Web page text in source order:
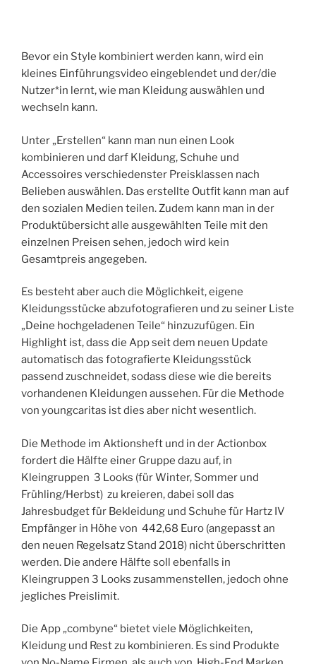
Bevor ein Style kombiniert werden kann, wird ein
kleines Einführungsvideo eingeblendet und der/die
Nutzer*in lernt, wie man Kleidung auswählen und
wechseln kann.
Unter „Erstellen“ kann man nun einen Look
kombinieren und darf Kleidung, Schuhe und
Accessoires verschiedenster Preisklassen nach
Belieben auswählen. Das erstellte Outfit kann man auf
den sozialen Medien teilen. Zudem kann man in der
Produktübersicht alle ausgewählten Teile mit den
einzelnen Preisen sehen, jedoch wird kein
Gesamtpreis angegeben.
Es besteht aber auch die Möglichkeit, eigene
Kleidungsstücke abzufotografieren und zu seiner Liste
„Deine hochgeladenen Teile“ hinzuzufügen. Ein
Highlight ist, dass die App seit dem neuen Update
automatisch das fotografierte Kleidungsstück
passend zuschneidet, sodass diese wie die bereits
vorhandenen Kleidungen aussehen. Für die Methode
von youngcaritas ist dies aber nicht wesentlich.
Die Methode im Aktionsheft und in der Actionbox
fordert die Hälfte einer Gruppe dazu auf, in
Kleingruppen 3 Looks (für Winter, Sommer und
Frühling/Herbst) zu kreieren, dabei soll das
Jahresbudget für Bekleidung und Schuhe für Hartz IV
Empfänger in Höhe von 442,68 Euro (angepasst an
den neuen Regelsatz Stand 2018) nicht überschritten
werden. Die andere Hälfte soll ebenfalls in
Kleingruppen 3 Looks zusammenstellen, jedoch ohne
jegliches Preislimit.
Die App „combyne“ bietet viele Möglichkeiten,
Kleidung und Rest zu kombinieren. Es sind Produkte